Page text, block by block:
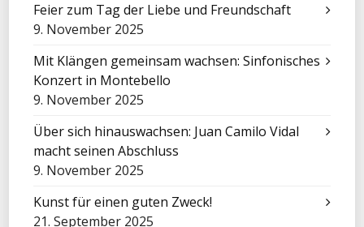
Feier zum Tag der Liebe und Freundschaft
9. November 2025
Mit Klängen gemeinsam wachsen: Sinfonisches
Konzert in Montebello
9. November 2025
Über sich hinauswachsen: Juan Camilo Vidal
macht seinen Abschluss
9. November 2025
Kunst für einen guten Zweck!
21. September 2025